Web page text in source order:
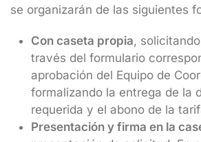
se organizarán de las siguientes
Con caseta propia,
través del formulario
aprobación del Equipo de
formalizando la entrega de la
requerida y el abono de la
Presentación y firma en la